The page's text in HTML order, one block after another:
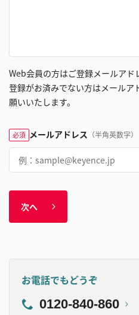
Web会員の方はご登録メールアド
登録がお済みでない方はメールア
願いいたします。
必須 メールアドレス （半角英数字）
次へ
お電話でもどうぞ
0120-840-860